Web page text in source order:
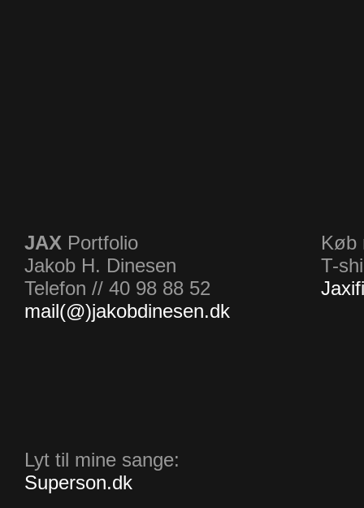
JAX Portfolio
Jakob H. Dinesen
Telefon // 40 98 88 52
mail(@)jakobdinesen.dk
Køb
T-
Lyt til mine sange:
Superson.dk